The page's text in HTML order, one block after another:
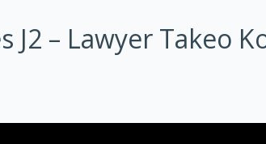
J2 – Lawyer Takeo